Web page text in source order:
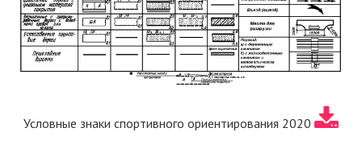
Условные знаки спортивного ориентирования 2020